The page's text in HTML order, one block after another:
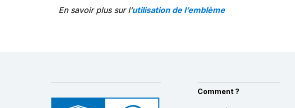
En savoir plus sur l’utilisation de l’emblème
Comment ?